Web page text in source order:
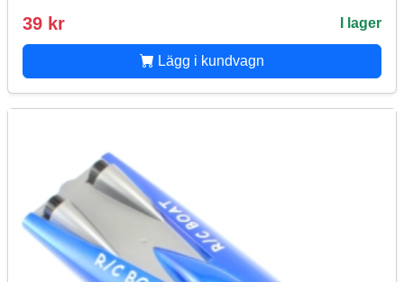
39 kr I lager
Lägg i kundvagn